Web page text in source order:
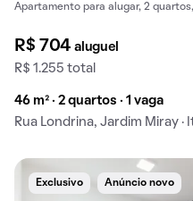
Apartamento para alugar, 2
R$ 704aluguel
R$ 1.255 total
46 m² · 2 quartos · 1 vaga
Rua Londrina, Jardim Miray
Exclusivo Anúncio novo